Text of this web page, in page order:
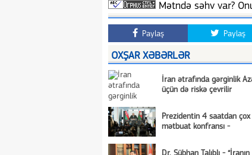
Mətndə səhv var?
Paylaş Paylaş
OXŞAR XƏBƏRLƏR
İran ətrafında gərginlik
üçün də riskə çevrilir
Prezidentin 4 saatdan
mətbuat konfransı -